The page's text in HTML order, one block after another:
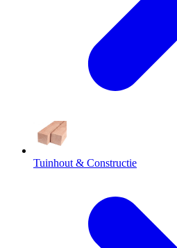
Tuinhout & Constructie